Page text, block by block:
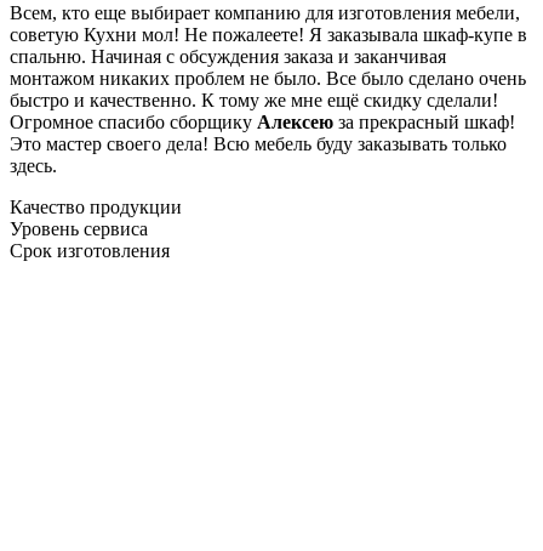
Всем, кто еще выбирает компанию для изготовления мебели,
советую Кухни мол! Не пожалеете! Я заказывала шкаф-купе в
спальню. Начиная с обсуждения заказа и заканчивая
монтажом никаких проблем не было. Все было сделано очень
быстро и качественно. К тому же мне ещё скидку сделали!
Огромное спасибо сборщику Алексею за прекрасный шкаф!
Это мастер своего дела! Всю мебель буду заказывать только
здесь.
Качество продукции
Уровень сервиса
Срок изготовления